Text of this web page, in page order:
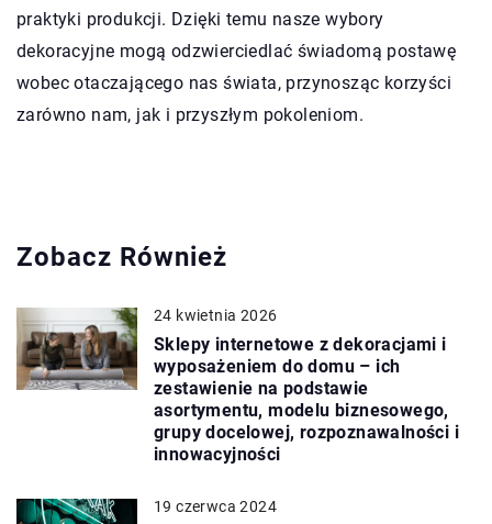
praktyki produkcji. Dzięki temu nasze wybory
dekoracyjne mogą odzwierciedlać świadomą postawę
wobec otaczającego nas świata, przynosząc korzyści
zarówno nam, jak i przyszłym pokoleniom.
Zobacz Również
24 kwietnia 2026
Sklepy internetowe z dekoracjami i
wyposażeniem do domu – ich
zestawienie na podstawie
asortymentu, modelu biznesowego,
grupy docelowej, rozpoznawalności i
innowacyjności
19 czerwca 2024